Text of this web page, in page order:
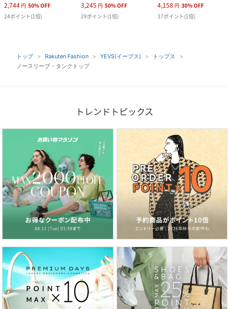
2,744 円 50%OFF
24ポイント(1倍)
3,245 円 50%OFF
29ポイント(1倍)
4,158 円 30%OFF
37ポイント(1倍)
トップ Rakuten Fashion YEVS(イーブス)
トップス
ノースリーブ・タンクトップ
トレンドトピックス